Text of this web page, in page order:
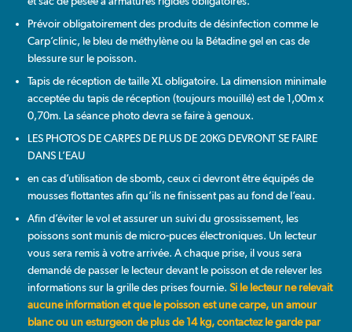
Prévoir obligatoirement des produits de désinfection comme le
Carp’clinic, le bleu de méthylène ou la Bétadine gel en cas de
blessure sur le poisson.
Tapis de réception de taille XL obligatoire. La dimension minimale
acceptée du tapis de réception (toujours mouillé) est de 1,00m x
0,70m. La séance photo devra se faire à genoux.
LES PHOTOS DE CARPES DE PLUS DE 20KG DEVRONT SE FAIRE
DANS L’EAU
en cas d’utilisation de sbomb, ceux ci devront être équipés de
mousses flottantes afin qu’ils ne finissent pas au fond de l’eau.
Afin d’éviter le vol et assurer un suivi du grossissement, les
poissons sont munis de micro-puces électroniques. Un lecteur
vous sera remis à votre arrivée. A chaque prise, il vous sera
demandé de passer le lecteur devant le poisson et de relever les
informations sur la grille des prises fournie. Si le lecteur ne relevait
aucune information et que le poisson est une carpe, un amour
blanc ou un esturgeon de plus de 14 kg, contactez le garde par